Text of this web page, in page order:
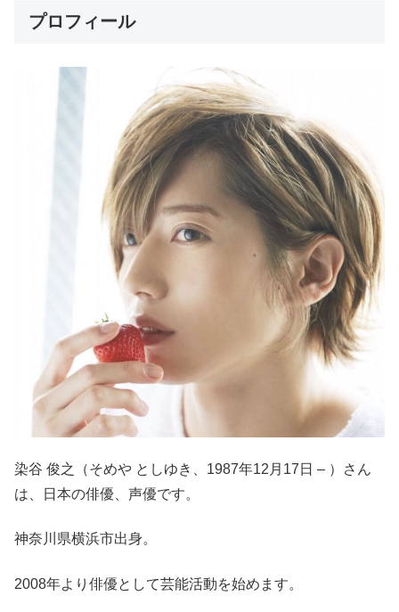
プロフィール
染谷 俊之（そめや としゆき、1987年12月17日 – ）さん
は、日本の俳優、声優です。
神奈川県横浜市出身。
2008年より俳優として芸能活動を始めます。